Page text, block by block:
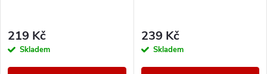
219 Kč
Skladem
239 Kč
Skladem